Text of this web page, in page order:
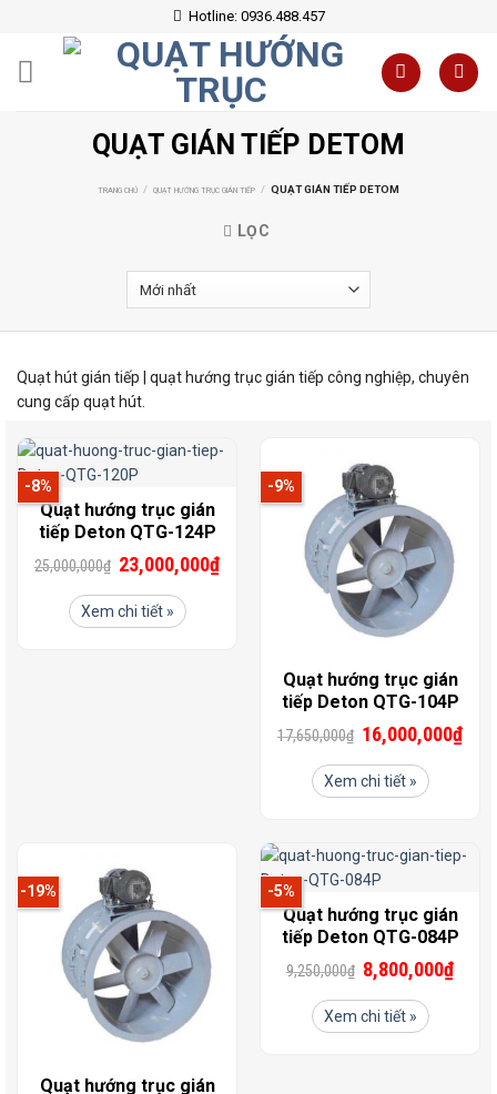
content
Hotline: 0936.488.457
QUẠT GIÁN TIẾP DETOM
TRANG CHỦ / QUẠT HƯỚNG TRỤC GIÁN TIẾP / QUẠT GIÁN TIẾP DETOM
LỌC
Quạt hút gián tiếp | quạt hướng trục gián tiếp công nghiệp, chuyên
cung cấp quạt hút.
-8%
Quạt hướng trục gián
tiếp Deton QTG-124P
25,000,000₫ 23,000,000₫
Xem chi tiết »
-9%
Quạt hướng trục gián
tiếp Deton QTG-104P
17,650,000₫ 16,000,000₫
Xem chi tiết »
-19%
Quạt hướng trục gián
-5%
Quạt hướng trục gián
tiếp Deton QTG-084P
9,250,000₫ 8,800,000₫
Xem chi tiết »